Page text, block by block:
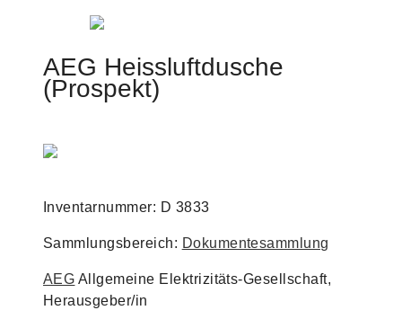
Jump to navigation
AEG Heissluftdusche
(Prospekt)
Inventarnummer: D 3833
Sammlungsbereich: Dokumentesammlung
AEG Allgemeine Elektrizitäts-Gesellschaft,
Herausgeber/in